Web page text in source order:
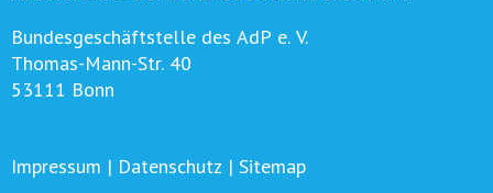
Bundesgeschäftstelle des AdP e. V.
Thomas-Mann-Str. 40
53111 Bonn
Impressum | Datenschutz | Sitemap